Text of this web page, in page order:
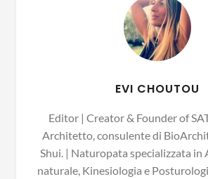
EVI CHOUTOU
Editor | Creator & Founder of
Architetto, consulente di
Shui. | Naturopata specializzata in
naturale, Kinesiologia e